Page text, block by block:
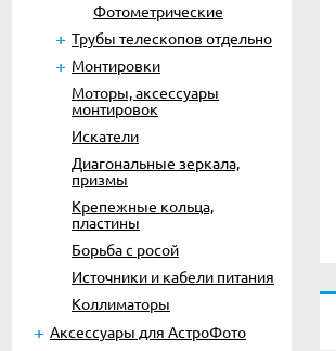
Фотометрические
Трубы телескопов отдельно
Монтировки
Моторы, аксессуары
монтировок
Искатели
Диагональные зеркала,
призмы
Крепежные кольца,
пластины
Борьба с росой
Источники и кабели питания
Коллиматоры
Аксессуары для АстроФото